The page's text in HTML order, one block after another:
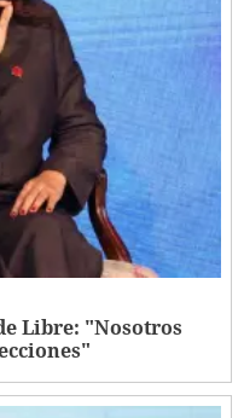
Libre: "Nosotros